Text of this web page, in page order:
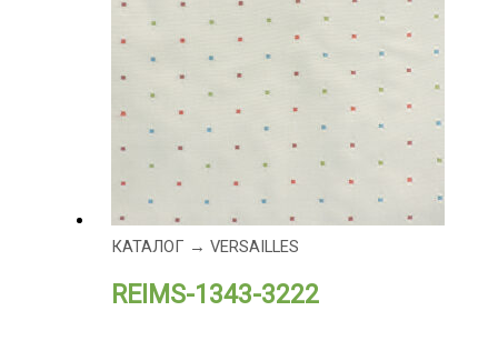
КАТАЛОГ → VERSAILLES
REIMS-1343-3222